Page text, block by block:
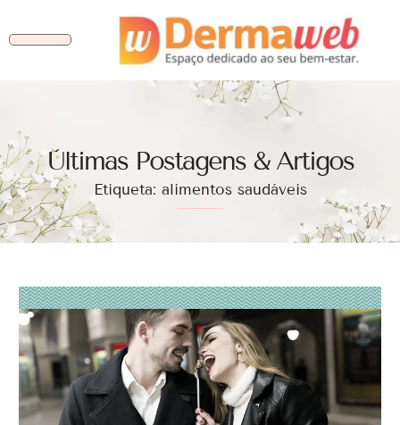
Ùltimas Postagens & Artigos
Etiqueta: alimentos saudáveis